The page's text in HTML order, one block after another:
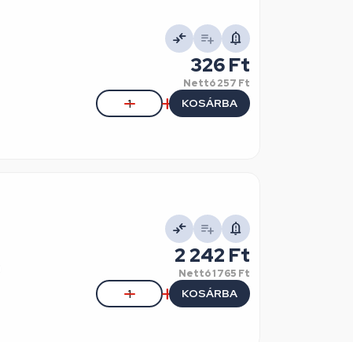
326 Ft
Nettó257 Ft
KOSÁRBA
2 242 Ft
Nettó1 765 Ft
KOSÁRBA